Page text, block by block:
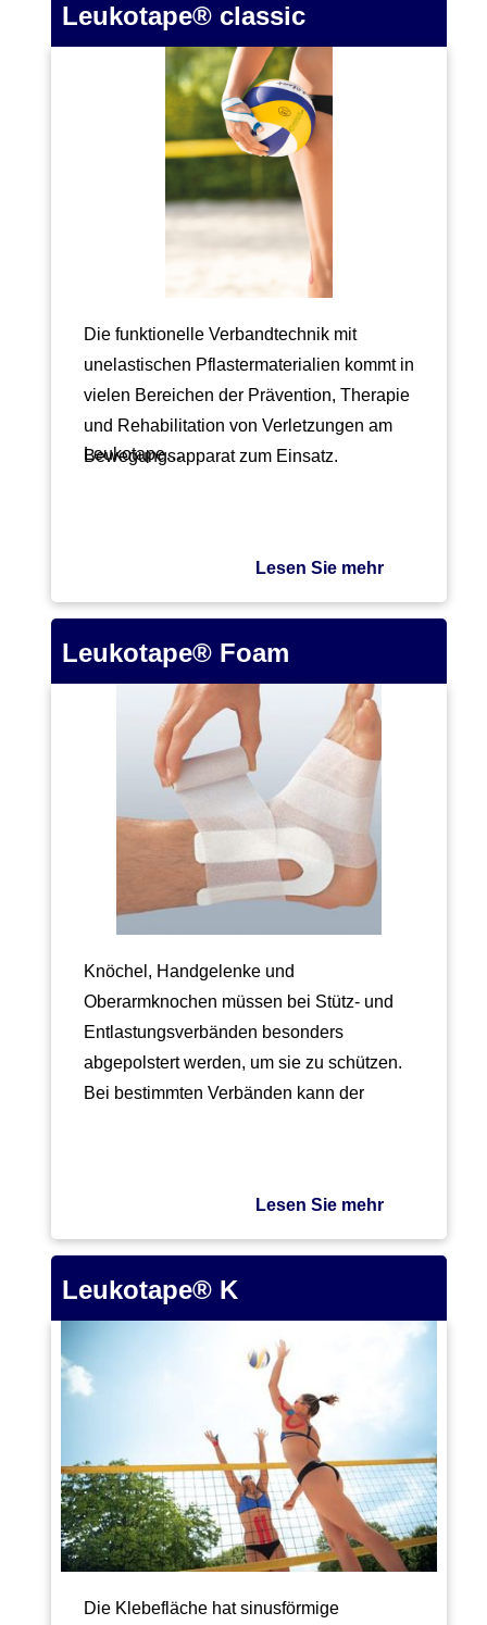
Leukotape® classic
Die funktionelle Verbandtechnik mit
unelastischen Pflastermaterialien kommt in
vielen Bereichen der Prävention, Therapie
und Rehabilitation von Verletzungen am
Bewegungsapparat zum Einsatz.
Leukotape…
Lesen Sie mehr
Leukotape® Foam
Knöchel, Handgelenke und
Oberarmknochen müssen bei Stütz- und
Entlastungsverbänden besonders
abgepolstert werden, um sie zu schützen.
Bei bestimmten Verbänden kann der
Lesen Sie mehr
Leukotape® K
Die Klebefläche hat sinusförmige